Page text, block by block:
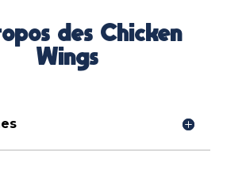
des Chicken
Wings